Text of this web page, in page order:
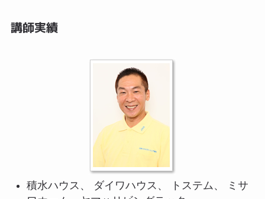
講師実績
積水ハウス、 ダイワハウス、 トステム、 ミサ